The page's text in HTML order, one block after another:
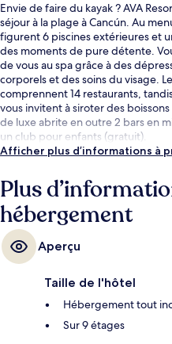
Envie de faire du kayak ? AVA
séjour à la plage à Cancún. Au
figurent 6 piscines extérieures et
des moments de pure détente.
de vous au spa grâce à des
corporels et des soins du visage.
comprennent 14 restaurants,
vous invitent à siroter des
de luxe abrite en outre 2 bars en
un club pour enfants (gratuit).
Afficher plus d’informations à
Plus
hébergement
Aperçu
Taille de l'hôtel
Hébergement tout
Sur 9 étages